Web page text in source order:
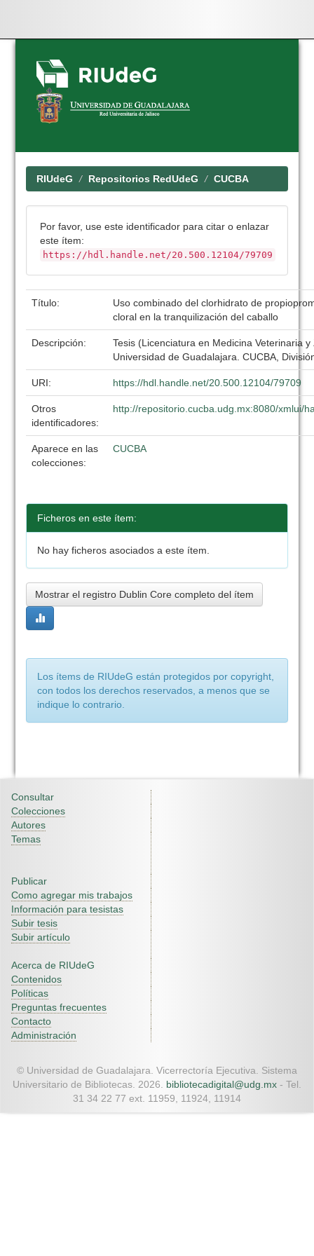
Skip
navigation
RIUdeG Repositorios RedUdeG CUCBA
Por favor, use este identificador para citar o enlazar
este ítem:
https://hdl.handle.net/20.500.12104/79709
Título:
Uso combinado del clorhidrato de
cloral en la tranquilización del caballo
Descripción:
Tesis (Licenciatura en Medicina Veterinaria
Universidad de Guadalajara. CUCBA,
URI: https://hdl.handle.net/20.500.12104/79709
Otros
identificadores:
http://repositorio.cucba.udg.mx:8080/xmlui/
Aparece en las
colecciones:
CUCBA
Ficheros en este ítem:
No hay ficheros asociados a este ítem.
Mostrar el registro Dublin Core completo del ítem
Los ítems de RIUdeG están protegidos por copyright,
con todos los derechos reservados, a menos que se
indique lo contrario.
Consultar
Colecciones
Autores
Temas
Publicar
Como agregar mis trabajos
Información para tesistas
Subir tesis
Subir artículo
Acerca de RIUdeG
Contenidos
Políticas
Preguntas frecuentes
Contacto
Administración
© Universidad de Guadalajara. Vicerrectoría Ejecutiva. Sistema
Universitario de Bibliotecas. 2026. bibliotecadigital@udg.mx - Tel.
31 34 22 77 ext. 11959, 11924, 11914